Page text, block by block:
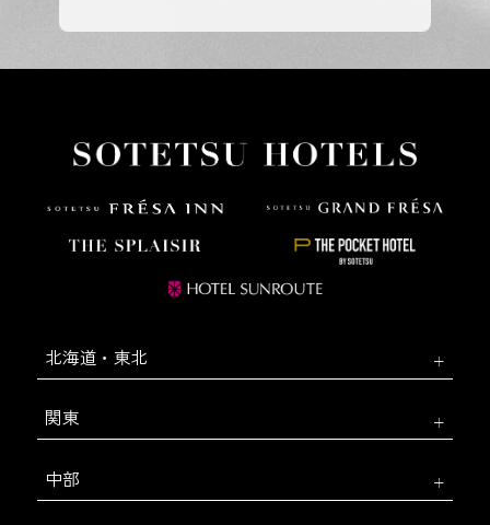
北海道・東北
関東
中部